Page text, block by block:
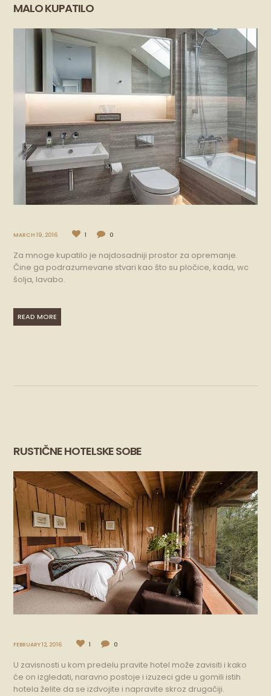
MALO KUPATILO
MARCH 19, 2016 1 0
Za mnoge kupatilo je najdosadniji prostor za opremanje.
Čine ga podrazumevane stvari kao što su pločice, kada, wc
šolja, lavabo.
READ MORE
RUSTIČNE HOTELSKE SOBE
FEBRUARY 12, 2016 1 0
U zavisnosti u kom predelu pravite hotel može zavisiti i kako
će on izgledati, naravno postoje i izuzeci gde u gomili istih
hotela želite da se izdvojite i napravite skroz drugačiji.